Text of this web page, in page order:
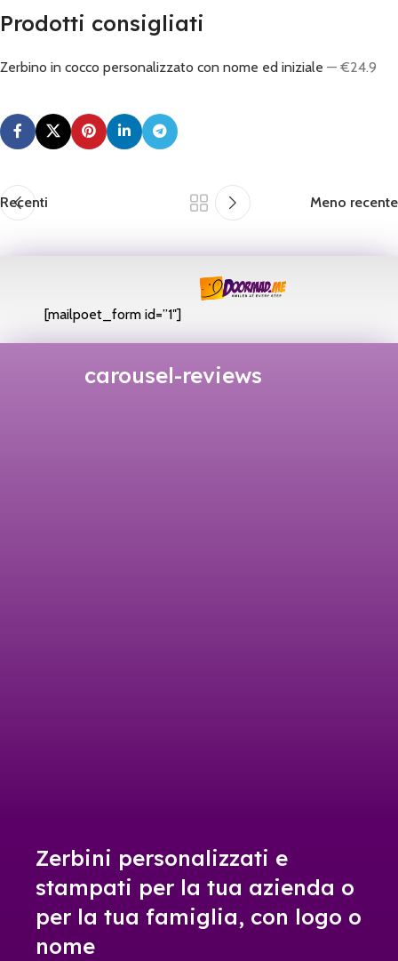
Prodotti consigliati
Zerbino in cocco personalizzato con nome ed iniziale — €24.9
Recenti Meno recente
[mailpoet_form id=”1″]
carousel-reviews
Zerbini personalizzati e
stampati per la tua azienda o
per la tua famiglia, con logo o
nome